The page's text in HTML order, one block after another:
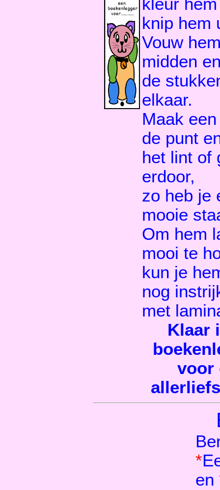
kleur
knip hem
Vouw
midden
de
elkaar.
Maak
de punt
het lint of
erdoor,
zo heb je
mooie
Om hem
mooi te
kun je
nog
met
Klaar
voor
*
en